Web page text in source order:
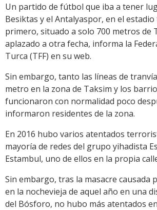
Un partido de fútbol que iba a tener
Besiktas y el Antalyaspor, en el
primero, situado a solo 700 metros de
aplazado a otra fecha, informa la
Turca (TFF) en su web.
Sin embargo, tanto las líneas de
metro en la zona de Taksim y los
funcionaron con normalidad poco
informaron residentes de la zona.
En 2016 hubo varios atentados
mayoría de redes del grupo yihadista
Estambul, uno de ellos en la propia
Sin embargo, tras la masacre causada
en la nochevieja de aquel año en una
del Bósforo, no hubo más atentados